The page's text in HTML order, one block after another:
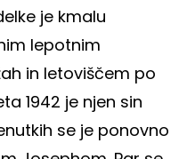
je kmalu
lepotnim
in letoviščem po
1942 je njen sin
se je ponovno